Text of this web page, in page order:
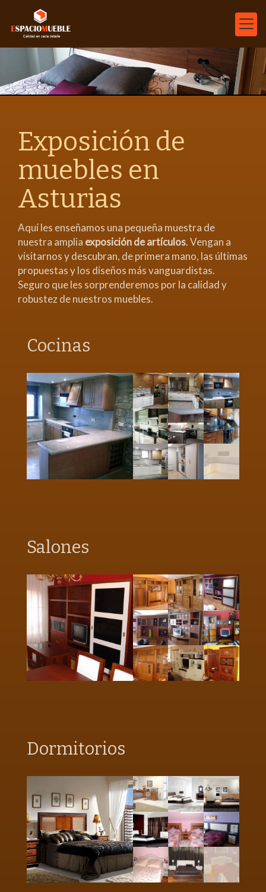
Exposición de
muebles en
Asturias
Aquí les enseñamos una pequeña muestra de
nuestra amplia exposición de artículos. Vengan a
visitarnos y descubran, de primera mano, las últimas
propuestas y los diseños más vanguardistas.
Seguro que les sorprenderemos por la calidad y
robustez de nuestros muebles.
Cocinas
Salones
Dormitorios